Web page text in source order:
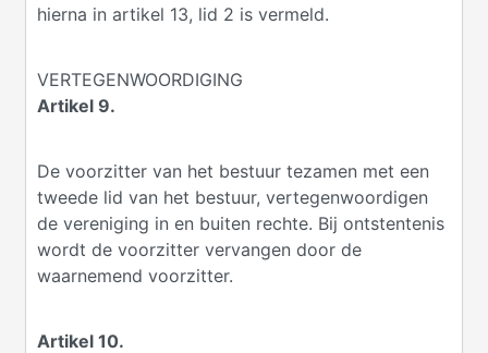
hierna in artikel 13, lid 2 is vermeld.
VERTEGENWOORDIGING
Artikel 9.
De voorzitter van het bestuur tezamen met een
tweede lid van het bestuur, vertegenwoordigen
de vereniging in en buiten rechte. Bij ontstentenis
wordt de voorzitter vervangen door de
waarnemend voorzitter.
Artikel 10.